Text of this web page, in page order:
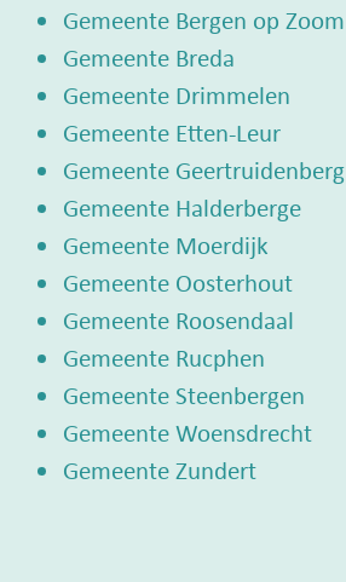
Gemeente Bergen op Zoom
Gemeente Breda
Gemeente Drimmelen
Gemeente Etten-Leur
Gemeente Geertruidenberg
Gemeente Halderberge
Gemeente Moerdijk
Gemeente Oosterhout
Gemeente Roosendaal
Gemeente Rucphen
Gemeente Steenbergen
Gemeente Woensdrecht
Gemeente Zundert